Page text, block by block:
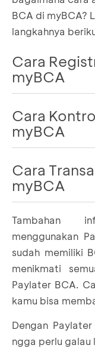
BCA di myBCA?
langkahnya
Cara
myBCA
Masuk
Baca
Cara
myBCA
Setelah
pembayaran
bisa
Masuk ke
Akun dan
Geser
Cara
myBCA
Masuk ke
Tambahan
menggunakan
sudah memiliki
menikmati
Paylater BCA.
kamu bisa
Dengan
ngga perlu galau